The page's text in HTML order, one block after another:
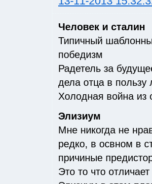
Человек и сталин
Типичный
победизм
Радетель за
дела отца в
Холодная война из
Элизиум
Мне никогда не
редко, в освном в
причиные
Это то что